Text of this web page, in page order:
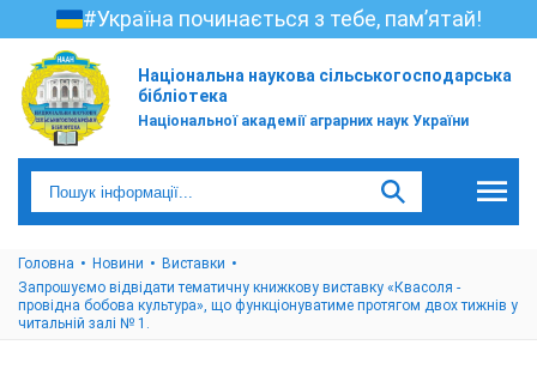
#Україна починається з тебе, пам’ятай!
Національна наукова сільськогосподарська
бібліотека
Національної академії аграрних наук України
Головна Новини
Виставки
Запрошуємо відвідати тематичну книжкову виставку «Квасоля -
провідна бобова культура», що функціонуватиме протягом двох тижнів у
читальній залі № 1.